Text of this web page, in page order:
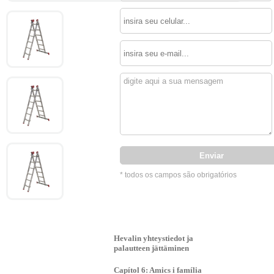
* todos os campos são obrigatórios
Hevalin yhteystiedot ja
palautteen jättäminen
Capítol 6: Amics i família